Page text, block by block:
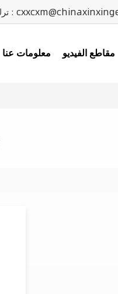
ترك رسالة :
معلومات عنا مقاطع الفيديو